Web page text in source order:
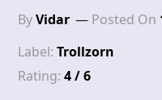
ByVidar Posted On
Label: Trollzorn
Rating: 4 / 6